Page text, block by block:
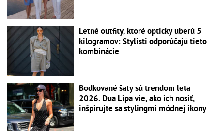
Letné outfity, ktoré opticky uberú 5
kilogramov: Stylisti odporúčajú tieto
kombinácie
Bodkované šaty sú trendom leta
2026. Dua Lipa vie, ako ich nosiť,
inšpirujte sa stylingmi módnej ikony